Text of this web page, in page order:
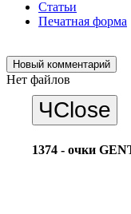
Статьи
Печатная форма
Новый комментарий
Нет файлов
ЧClose
1374 - очки